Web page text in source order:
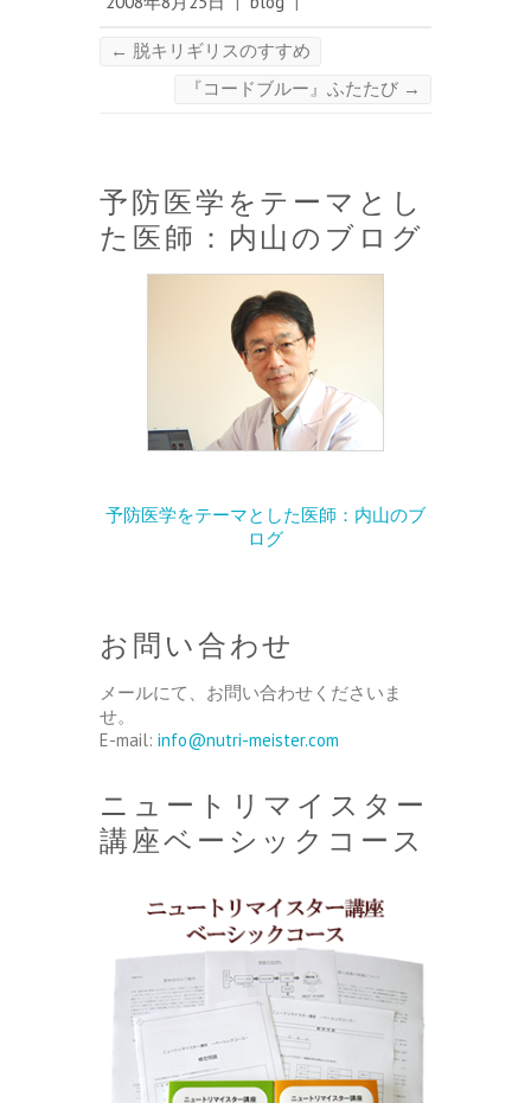
← 脱キリギリスのすすめ
『コードブルー』ふたたび →
予防医学をテーマとし
た医師：内山のブログ
予防医学をテーマとした医師：内山のブ
ログ
お問い合わせ
メールにて、お問い合わせくださいま
せ。
E-mail: info@nutri-meister.com
ニュートリマイスター
講座ベーシックコース